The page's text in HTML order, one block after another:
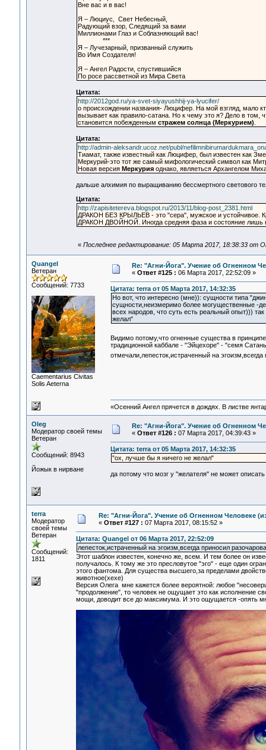
Вне вас и в вас!
Я – Люциус, Свет Небесный,
Радующий взор, Следящий за вами
Миллионами Глаз и Соблазняющий вас!
***
Я – Лучезарный, призванный служить
Во Имя Создателя!
Я – Ангел Радости, спустившийся
По росе рассветной из Мира Света
Цитата:
http://2012god.ru/ya-svet-siyayushhij-ya-lyucifer/
о происхождении названия- Люцифер. На мой взгляд, мало
вызывает как правило-сатана. Но к чему это я? Дело в том,
становится побежденным стражем солнца (Меркурием)
Цитата:
http://admin-aleksandr.ucoz.net/publ/
Тиамат, также известный как Люцифер, был известен как
Меркурий-это тот же самый мифологический символ как
Новая версия Меркурияоднако, являеться Архангелом
дальше алхимия по выращиванию бессмертного светового
Цитата:
http://zapisitetereva.blogspot.ru/2013/11/blog-post_2381.html
ДРАКОН БЕЗ КРЫЛЬЕВ - это "сера", мужское и устойчивое.
ДРАКОН ДВОЙНОЙ. Иногда средняя фаза и состояние лишь
« Последнее редактирование: 05 Марта 2017, 18:38:33 от
Quangel
Ветеран
Сообщений: 7733
Сaementarius Civitas
Solis Aeterna
Re: "Агни-Йога". Учение об Огненном
« Ответ #125 : 06 Марта 2017, 22:52:09 »
Цитата: terra от 05 Марта 2017, 14:32:35
Но вот, что интересно (мне)): сущности типа
сущности,неизмеримо более могущественные -
всех народов, что суть есть реальный опыт)))
желал"
Видимо потому,что огненные существа в
традиционной каббале - "Эйцехоре" - "семя
отмечали,лепесток,истраченный на
«Осенний Ангел прячется в дождях. В листве
Oleg
Модератор своей темы
Ветеран
Сообщений: 8943
Йожык в нирване
Re: "Агни-Йога". Учение об Огненном
« Ответ #126 : 07 Марта 2017, 04:39:43 »
Цитата: terra от 05 Марта 2017, 14:32:35
"ох, лучше бы я ничего не желал"
да потому что мозг у "желателя" не может
terra
Модератор
своей темы
Ветеран
Сообщений:
1811
Re: "Агни-Йога". Учение об Огненном Человеке
« Ответ #127 : 07 Марта 2017, 08:15:52 »
Цитата: Quangel от 06 Марта 2017, 22:52:09
лепесток,истраченный на эгоизм,всегда приносил
Этот шаблон известен, конечно же, всем. И тем более он
получалось. К тому же это пресловутое "эго" - еще один
этого фантома. Для существа высшего,за пределами
животное(хехе)
Версия Олега мне кажется более вероятной: любое
"продолжение", то человек не ощущает это как исполнение
мощи, доводит все до максимума. И это ощущается -опять